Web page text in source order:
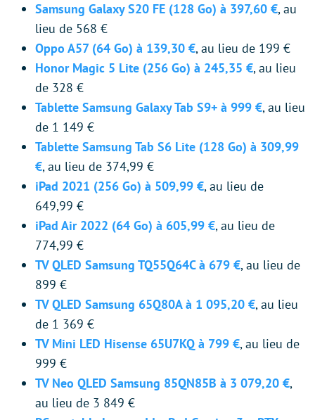
Samsung Galaxy S20 FE (128 Go) à 397,60 €, au
lieu de 568 €
Oppo A57 (64 Go) à 139,30 €, au lieu de 199 €
Honor Magic 5 Lite (256 Go) à 245,35 €, au lieu
de 328 €
Tablette Samsung Galaxy Tab S9+ à 999 €, au lieu
de 1 149 €
Tablette Samsung Tab S6 Lite (128 Go) à 309,99
€, au lieu de 374,99 €
iPad 2021 (256 Go) à 509,99 €, au lieu de
649,99 €
iPad Air 2022 (64 Go) à 605,99 €, au lieu de
774,99 €
TV QLED Samsung TQ55Q64C à 679 €, au lieu de
899 €
TV QLED Samsung 65Q80A à 1 095,20 €, au lieu
de 1 369 €
TV Mini LED Hisense 65U7KQ à 799 €, au lieu de
999 €
TV Neo QLED Samsung 85QN85B à 3 079,20 €,
au lieu de 3 849 €